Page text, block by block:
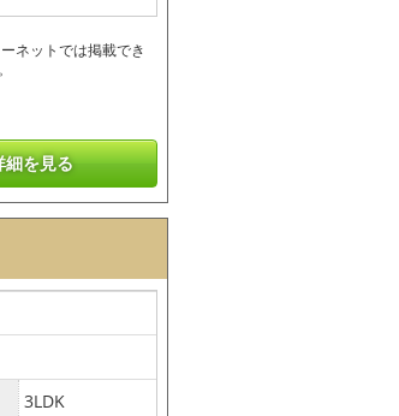
ネットでは掲載でき
細を見る
3LDK